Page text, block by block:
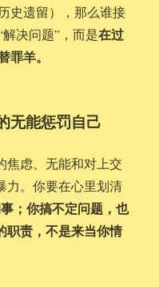
史遗留），那么谁接
决问题”，而是在过
罪羊。
无能惩罚自己
焦虑、无能和对上交
力。你要在心里划清
；你搞不定问题，也
职责，不是来当你情